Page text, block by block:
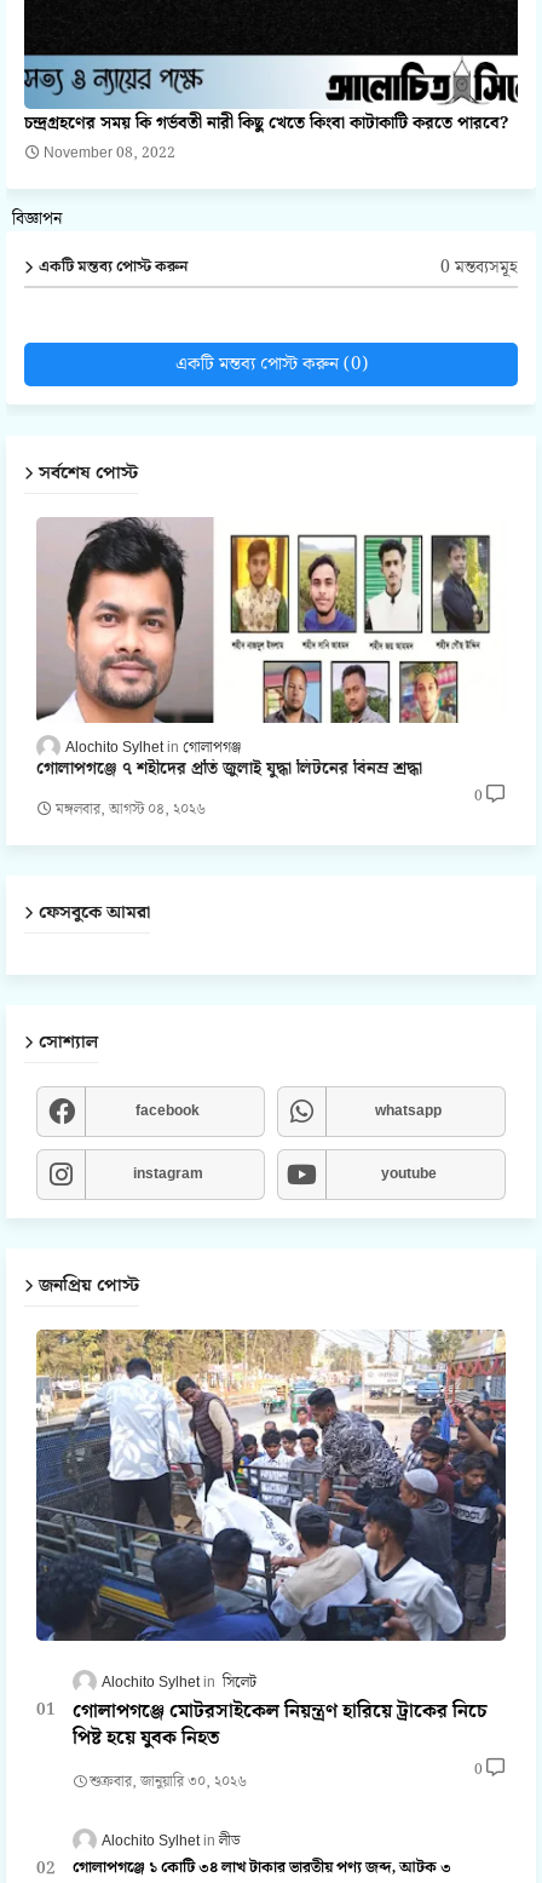
চন্দ্রগ্রহণের সময় কি গর্ভবতী নারী কিছু খেতে কিংবা কাটাকাটি করতে পারবে?
November 08, 2022
বিজ্ঞাপন
একটি মন্তব্য পোস্ট করুন 0 মন্তব্যসমূহ
একটি মন্তব্য পোস্ট করুন (0)
সর্বশেষ পোস্ট
Alochito Sylhet গোলাপগঞ্জ
গোলাপগঞ্জে ৭ শহীদের প্রতি জুলাই যুদ্ধা লিটনের বিনম্র শ্রদ্ধা
মঙ্গলবার, আগস্ট ০৪, ২০২৬
0
ফেসবুকে আমরা
সোশ্যাল
facebook whatsapp
instagram youtube
জনপ্রিয় পোস্ট
Alochito Sylhet সিলেট
গোলাপগঞ্জে মোটরসাইকেল নিয়ন্ত্রণ হারিয়ে ট্রাকের নিচে
পিষ্ট হয়ে যুবক নিহত
শুক্রবার, জানুয়ারি ৩০, ২০২৬
0
Alochito Sylhet লীড
গোলাপগঞ্জে ১ কোটি ৩৪ লাখ টাকার ভারতীয় পণ্য জব্দ, আটক ৩